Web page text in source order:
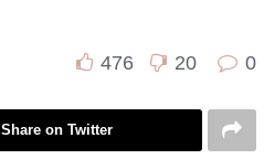
476 20 0
Share on Twitter